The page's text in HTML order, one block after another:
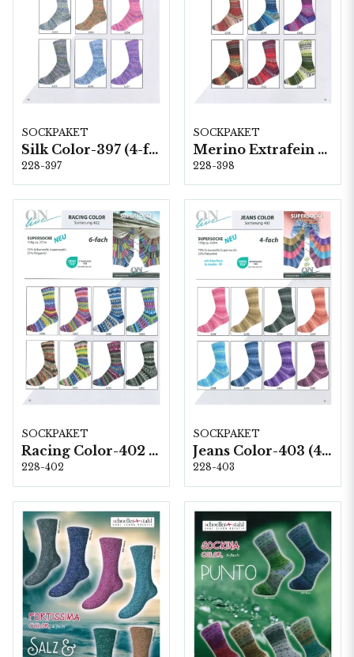
SOCKPAKET
Silk Color-397 (4-fach) 6 x 1 kg
228-397
SOCKPAKET
Merino Extrafein Color-398 (4-fach) 6 x 1 kg
228-398
SOCKPAKET
Racing Color-402 (6-fach) 8 & 1,5 kg
228-402
SOCKPAKET
Jeans Color-403 (4-fach) 8 x 1 kg
228-403